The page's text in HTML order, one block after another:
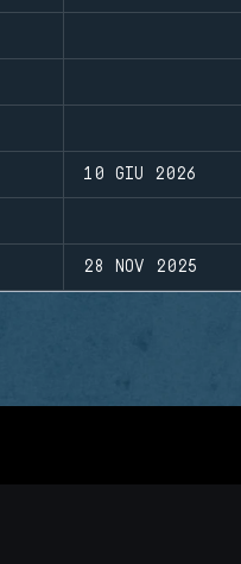
10 GIU 2026
28 NOV 2025